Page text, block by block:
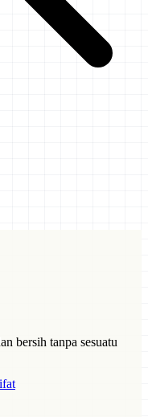
bersih tanpa sesuatu